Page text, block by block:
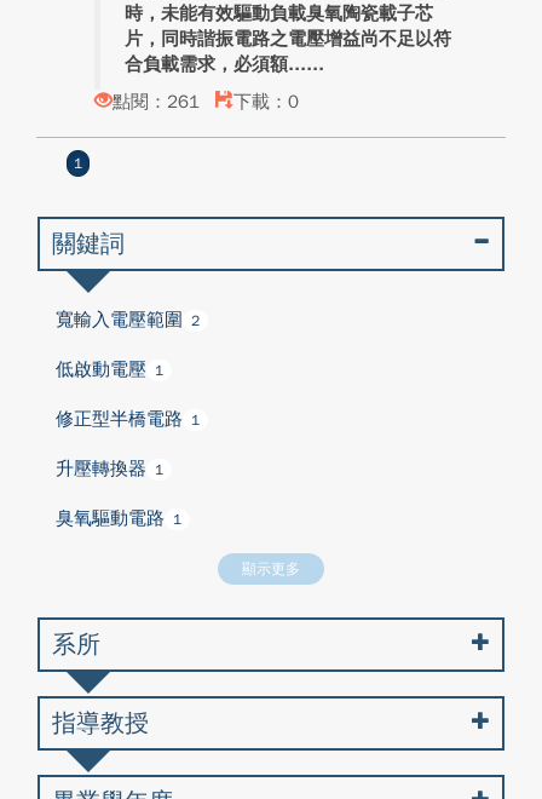
時，未能有效驅動負載臭氧陶瓷載子芯
片，同時諧振電路之電壓增益尚不足以符
合負載需求，必須額...
點閱：261
下載：0
1
關鍵詞
寬輸入電壓範圍 2
低啟動電壓 1
修正型半橋電路 1
升壓轉換器 1
臭氧驅動電路 1
顯示更多
系所
指導教授